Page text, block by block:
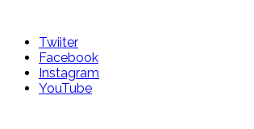
contentTwiiter
Facebook
Instagram
YouTube